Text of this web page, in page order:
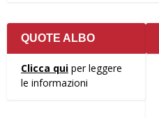
QUOTE ALBO
Clicca qui per leggere
le informazioni